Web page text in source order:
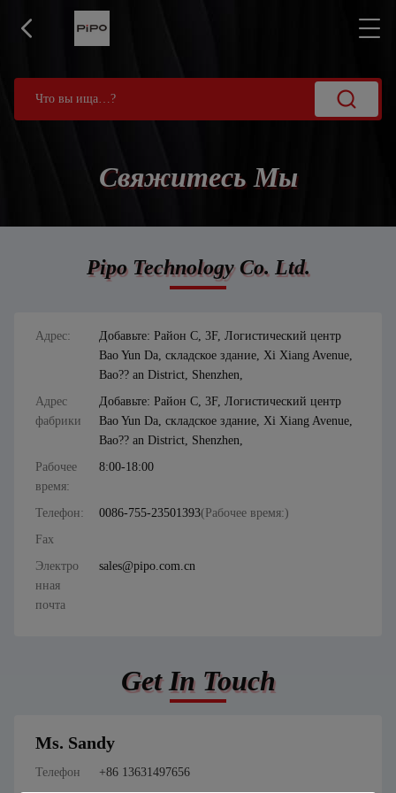
Свяжитесь Мы
Pipo Technology Co. Ltd.
Адрес:
Добавьте: Район C, 3F, Логистический центр
Bao Yun Da, складское здание, Xi Xiang Avenue,
Bao?? an District, Shenzhen,
Адрес
фабрики
Добавьте: Район C, 3F, Логистический центр
Bao Yun Da, складское здание, Xi Xiang Avenue,
Bao?? an District, Shenzhen,
Рабочее
время:
8:00-18:00
Телефон: 0086-755-23501393(Рабочее время:)
Fax
Электро
нная
почта
sales@pipo.com.cn
Get In Touch
Ms. Sandy
Телефон
+86 13631497656